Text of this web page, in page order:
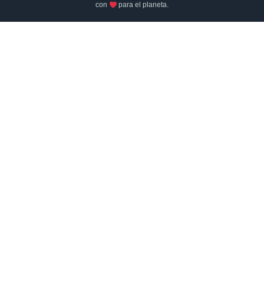
con
para el planeta.